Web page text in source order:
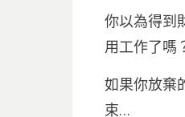
你以為得到
用工作了嗎
如果你放棄
束…